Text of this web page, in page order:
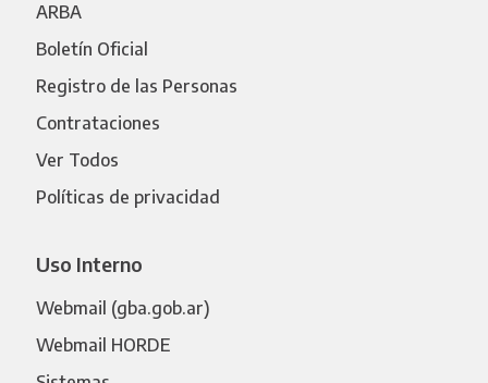
ARBA
Boletín Oficial
Registro de las Personas
Contrataciones
Ver Todos
Políticas de privacidad
Uso Interno
Webmail (gba.gob.ar)
Webmail HORDE